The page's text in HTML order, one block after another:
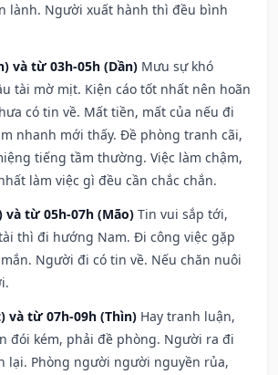
lành. Người xuất hành thì đều bình
và từ 03h-05h (Dần) Mưu sự khó
tài mờ mịt. Kiện cáo tốt nhất nên hoãn
có tin về. Mất tiền, mất của nếu đi
nhanh mới thấy. Đề phòng tranh cãi,
tiếng tầm thường. Việc làm chậm,
làm việc gì đều cần chắc chắn.
và từ 05h-07h (Mão) Tin vui sắp tới,
thì đi hướng Nam. Đi công việc gặp
Người đi có tin về. Nếu chăn nuôi
và từ 07h-09h (Thìn) Hay tranh luận,
đói kém, phải đề phòng. Người ra đi
lại. Phòng người người nguyền rủa,